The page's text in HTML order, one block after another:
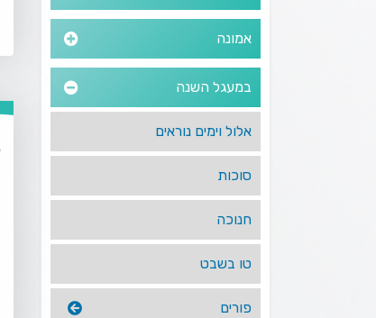
אמונה
במעגל השנה
אלול וימים נוראים
סוכות
חנוכה
טו בשבט
פורים